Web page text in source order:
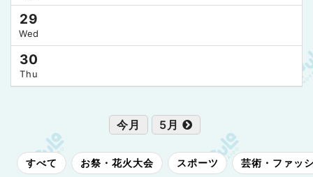
29
Wed
30
Thu
今月 5月
すべて お祭・花火大会 スポーツ 芸術・ファッ